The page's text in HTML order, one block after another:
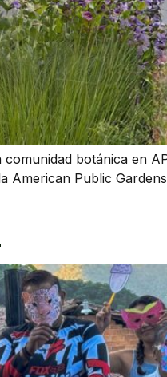
botánica en
Public